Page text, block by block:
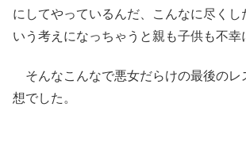
にしてやっているんだ、こんなに尽くし
いう考えになっちゃうと親も子供も不幸
そんなこんなで悪女だらけの最後のレ
想でした。